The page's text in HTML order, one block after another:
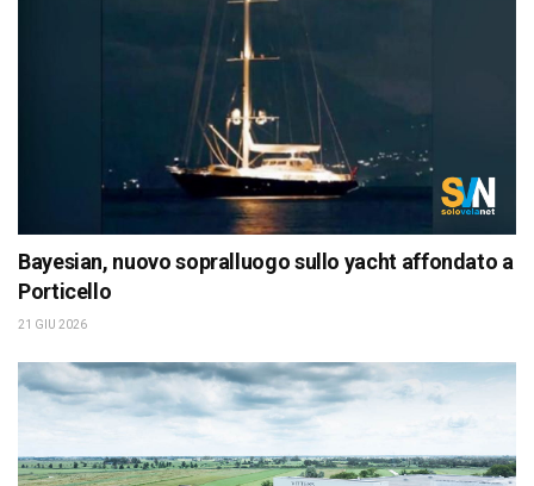
Bayesian, nuovo sopralluogo sullo yacht affondato a
Porticello
21 GIU 2026